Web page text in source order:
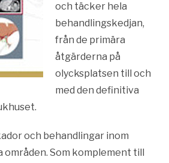
och täcker hela
behandlingskedjan,
från de primära
åtgärderna på
olycksplatsen till och
med den definitiva
och behandlingar inom
områden. Som komplement till